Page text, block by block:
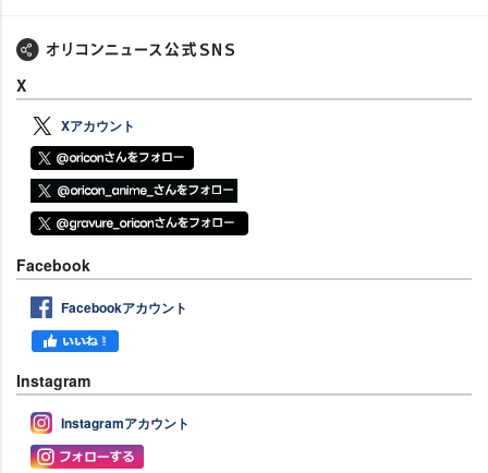
X
Xアカウント
Facebook
Facebookアカウント
Instagram
Instagramアカウント